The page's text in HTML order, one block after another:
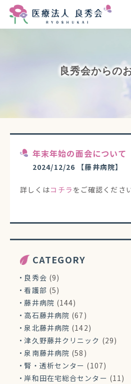
良秀会からの
年末年始の面会について
2024/12/26 【藤井病院】
詳しくはコチラ をご確認ください
CATEGORY
良秀会 (9)
看護部 (5)
藤井病院 (144)
高石藤井病院 (67)
泉北藤井病院 (142)
津久野藤井クリニック (29)
泉南藤井病院 (58)
腎・透析センター (107)
岸和田在宅総合センター (11)